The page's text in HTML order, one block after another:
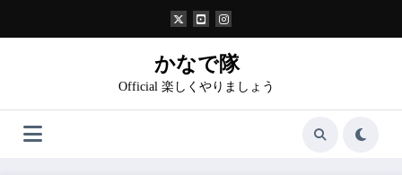
テ
ス
かなで隊
Official 楽しくやりましょう